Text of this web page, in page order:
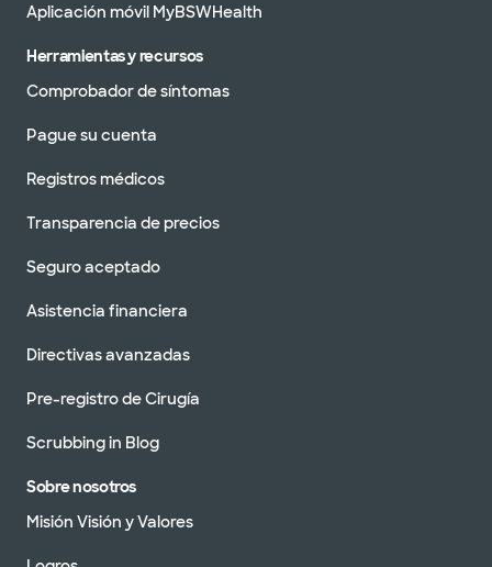
Aplicación móvil MyBSWHealth
Herramientas y recursos
Comprobador de síntomas
Pague su cuenta
Registros médicos
Transparencia de precios
Seguro aceptado
Asistencia financiera
Directivas avanzadas
Pre-registro de Cirugía
Scrubbing in Blog
Sobre nosotros
Misión Visión y Valores